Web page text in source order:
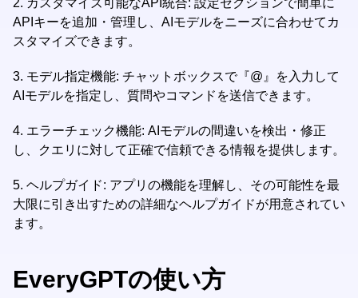
2. カスタマイズ可能なAPI統合: 設定セクションで簡単に
APIキーを追加・管理し、AIモデルをニーズに合わせてカ
スタマイズできます。
3. モデル指定機能: チャットボックスで『@』を入力して
AIモデルを指定し、質問やコマンドを送信できます。
4. エラーチェック機能: AIモデルの間違いを検出・修正
し、クエリに対して正確で信頼できる情報を提供します。
5. ヘルプガイド: アプリの機能を理解し、その可能性を最
大限に引き出すための詳細なヘルプガイドが用意されてい
ます。
EveryGPTの使い方